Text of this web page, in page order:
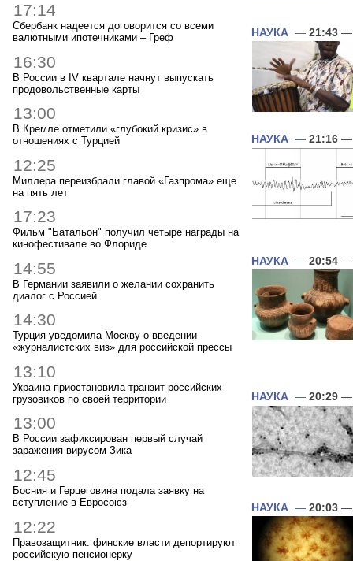
17:14
Сбербанк надеется договорится со всеми
валютными ипотечниками – Греф
16:30
В России в IV квартале начнут выпускать
продовольственные карты
13:00
В Кремле отметили «глубокий кризис» в
отношениях с Турцией
12:25
Миллера переизбрали главой «Газпрома» еще
на пять лет
17:23
Фильм "Батальон" получил четыре награды на
кинофестивале во Флориде
14:55
В Германии заявили о желании сохранить
диалог с Россией
14:30
Турция уведомила Москву о введении
«журналистских виз» для российской прессы
13:10
Украина приостановила транзит российских
грузовиков по своей территории
13:00
В России зафиксирован первый случай
заражения вирусом Зика
12:45
Босния и Герцеговина подала заявку на
вступление в Евросоюз
12:22
Правозащитник: финские власти депортируют
российскую пенсионерку
НАУКА — 21:43 —
НАУКА — 21:16 —
НАУКА — 20:54 —
НАУКА — 20:29 —
НАУКА — 20:03 —